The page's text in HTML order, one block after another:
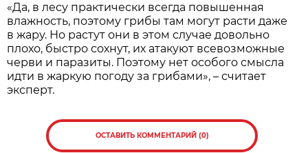
«Да, в лесу практически всегда повышенная
влажность, поэтому грибы там могут расти даже
в жару. Но растут они в этом случае довольно
плохо, быстро сохнут, их атакуют всевозможные
черви и паразиты. Поэтому нет особого смысла
идти в жаркую погоду за грибами», – считает
эксперт.
ОСТАВИТЬ КОММЕНТАРИЙ (0)